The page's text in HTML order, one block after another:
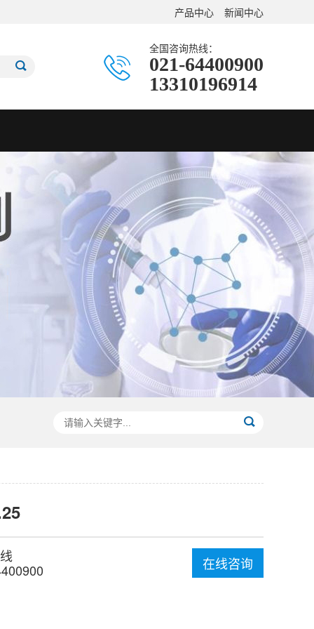
产品中心 新闻中心
全国咨询热线：
021-64400900
13310196914
在线咨询